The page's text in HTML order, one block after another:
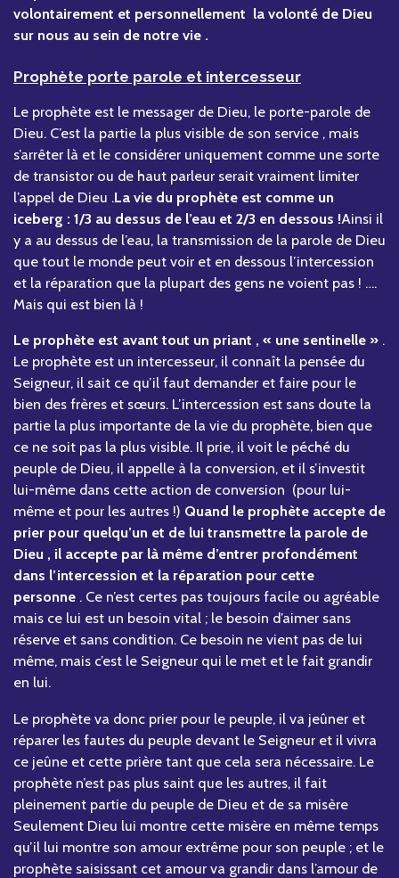
volontairement et personnellement la volonté de Dieu
sur nous au sein de notre vie .
Prophète porte parole et intercesseur
Le prophète est le messager de Dieu, le porte-parole de
Dieu. C’est la partie la plus visible de son service , mais
s’arrêter là et le considérer uniquement comme une sorte
de transistor ou de haut parleur serait vraiment limiter
l’appel de Dieu .La vie du prophète est comme un
iceberg : 1/3 au dessus de l’eau et 2/3 en dessous !Ainsi il
y a au dessus de l’eau, la transmission de la parole de Dieu
que tout le monde peut voir et en dessous l’intercession
et la réparation que la plupart des gens ne voient pas ! ….
Mais qui est bien là !
Le prophète est avant tout un priant , « une sentinelle » .
Le prophète est un intercesseur, il connaît la pensée du
Seigneur, il sait ce qu’il faut demander et faire pour le
bien des frères et sœurs. L’intercession est sans doute la
partie la plus importante de la vie du prophète, bien que
ce ne soit pas la plus visible. Il prie, il voit le péché du
peuple de Dieu, il appelle à la conversion, et il s’investit
lui-même dans cette action de conversion (pour lui-
même et pour les autres !) Quand le prophète accepte de
prier pour quelqu’un et de lui transmettre la parole de
Dieu , il accepte par là même d’entrer profondément
dans l’intercession et la réparation pour cette
personne . Ce n’est certes pas toujours facile ou agréable
mais ce lui est un besoin vital ; le besoin d’aimer sans
réserve et sans condition. Ce besoin ne vient pas de lui
même, mais c’est le Seigneur qui le met et le fait grandir
en lui.
Le prophète va donc prier pour le peuple, il va jeûner et
réparer les fautes du peuple devant le Seigneur et il vivra
ce jeûne et cette prière tant que cela sera nécessaire. Le
prophète n’est pas plus saint que les autres, il fait
pleinement partie du peuple de Dieu et de sa misère
Seulement Dieu lui montre cette misère en même temps
qu’il lui montre son amour extrême pour son peuple ; et le
prophète saisissant cet amour va grandir dans l’amour de